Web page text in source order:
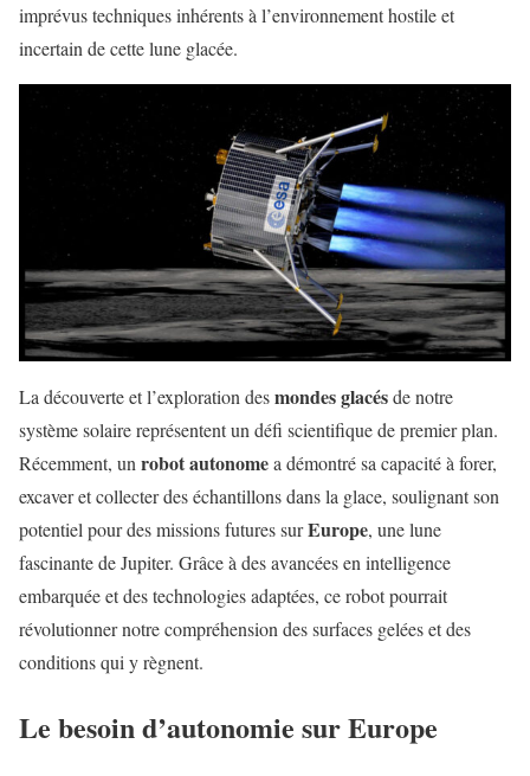
imprévus techniques inhérents à l’environnement hostile et
incertain de cette lune glacée.
La découverte et l’exploration desmondes glacésde notre
système solaire représentent un défi scientifique de premier plan.
Récemment, un robot autonomea démontré sa capacité à forer,
excaver et collecter des échantillons dans la glace, soulignant son
potentiel pour des missions futures surEurope, une lune
fascinante de Jupiter. Grâce à des avancées en intelligence
embarquée et des technologies adaptées, ce robot pourrait
révolutionner notre compréhension des surfaces gelées et des
conditions qui y règnent.
Le besoin d’autonomie sur Europe